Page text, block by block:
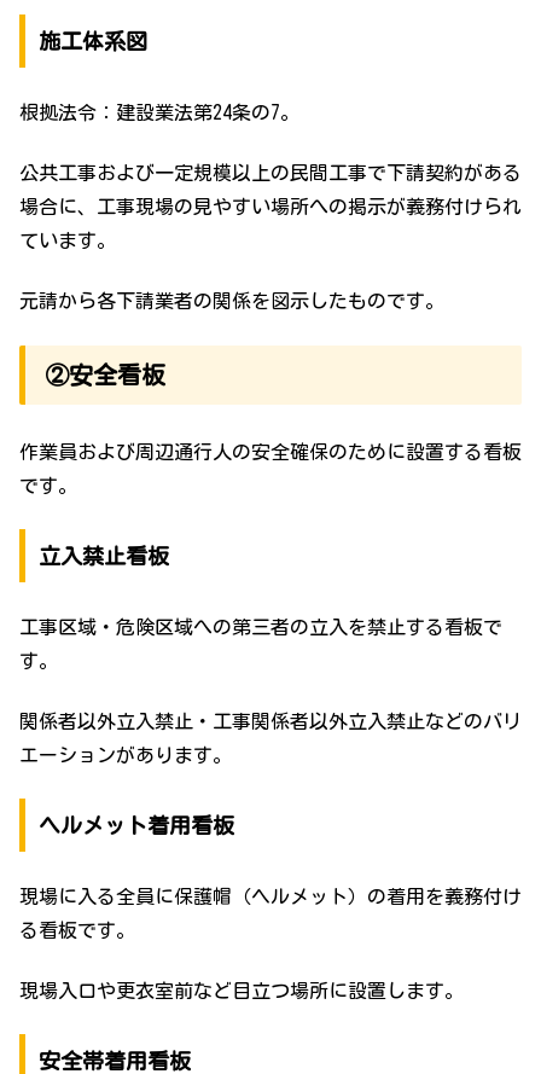
施工体系図
根拠法令：建設業法第24条の7。
公共工事および一定規模以上の民間工事で下請契約がある
場合に、工事現場の見やすい場所への掲示が義務付けられ
ています。
元請から各下請業者の関係を図示したものです。
②安全看板
作業員および周辺通行人の安全確保のために設置する看板
です。
立入禁止看板
工事区域・危険区域への第三者の立入を禁止する看板で
す。
関係者以外立入禁止・工事関係者以外立入禁止などのバリ
エーションがあります。
ヘルメット着用看板
現場に入る全員に保護帽（ヘルメット）の着用を義務付け
る看板です。
現場入口や更衣室前など目立つ場所に設置します。
安全帯着用看板